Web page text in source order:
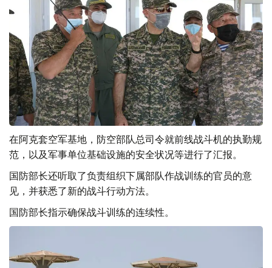
在阿克套空军基地，防空部队总司令就前线战斗机的执勤规
范，以及军事单位基础设施的安全状况等进行了汇报。
国防部长还听取了负责组织下属部队作战训练的官员的意
见，并获悉了新的战斗行动方法。
国防部长指示确保战斗训练的连续性。